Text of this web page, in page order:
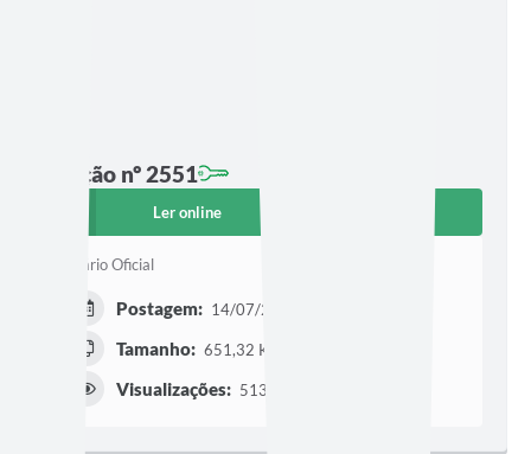
Edição nº 2551
Ler online
Diário Oficial
Postagem: 14/07/2026 às 18h14
Tamanho: 651,32 KB | 40 páginas
Visualizações: 513